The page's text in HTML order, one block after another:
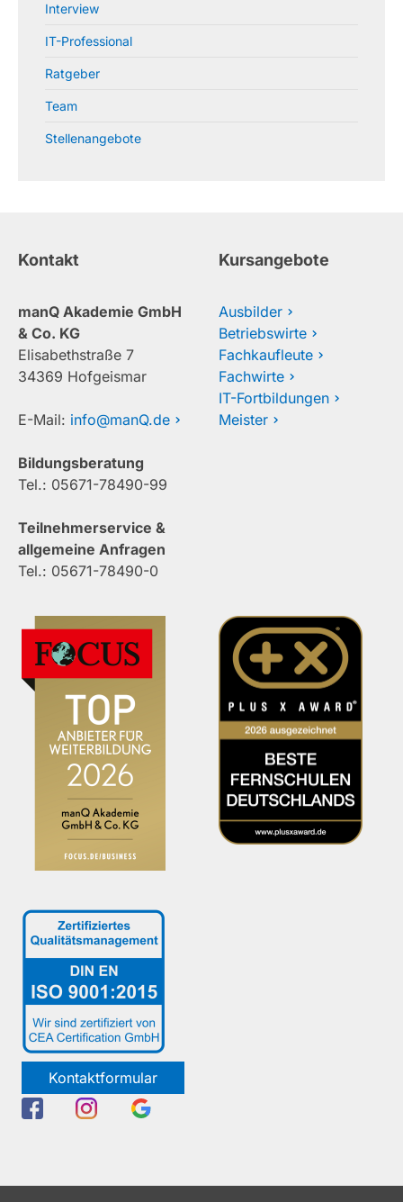
Interview
IT-Professional
Ratgeber
Team
Stellenangebote
Kontakt
manQ Akademie GmbH
& Co. KG
Elisabethstraße 7
34369 Hofgeismar
E-Mail: info@manQ.de
Bildungsberatung
Tel.: 05671-78490-99
Teilnehmerservice &
allgemeine Anfragen
Tel.: 05671-78490-0
Kursangebote
Ausbilder
Betriebswirte
Fachkaufleute
Fachwirte
IT-Fortbildungen
Meister
Kontaktformular